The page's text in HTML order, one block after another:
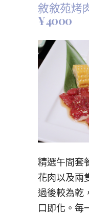
敘敘苑烤
¥4000
精選午間套
花肉以及兩
過後較為乾
口即化。每